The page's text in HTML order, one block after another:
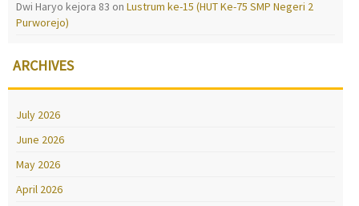
Dwi Haryo kejora 83 on Lustrum ke-15 (HUT Ke-75 SMP Negeri 2
Purworejo)
ARCHIVES
July 2026
June 2026
May 2026
April 2026